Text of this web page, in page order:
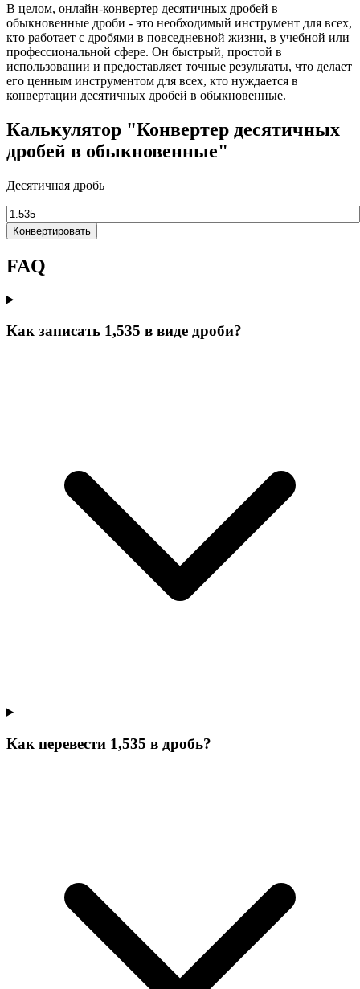
В целом, онлайн-конвертер десятичных дробей в
обыкновенные дроби - это необходимый инструмент для всех,
кто работает с дробями в повседневной жизни, в учебной или
профессиональной сфере. Он быстрый, простой в
использовании и предоставляет точные результаты, что делает
его ценным инструментом для всех, кто нуждается в
конвертации десятичных дробей в обыкновенные.
Калькулятор "Конвертер десятичных
дробей в обыкновенные"
Десятичная дробь
Конвертировать
FAQ
Как записать 1,535 в виде дроби?
Как перевести 1,535 в дробь?